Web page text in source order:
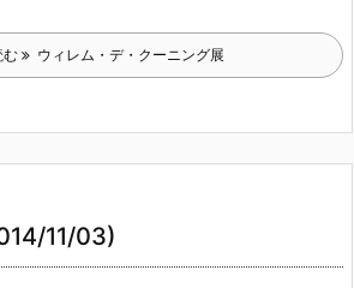
む ウィレム・デ・クーニング展
11/03)